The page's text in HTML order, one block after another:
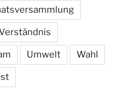
Umwelt Wahl